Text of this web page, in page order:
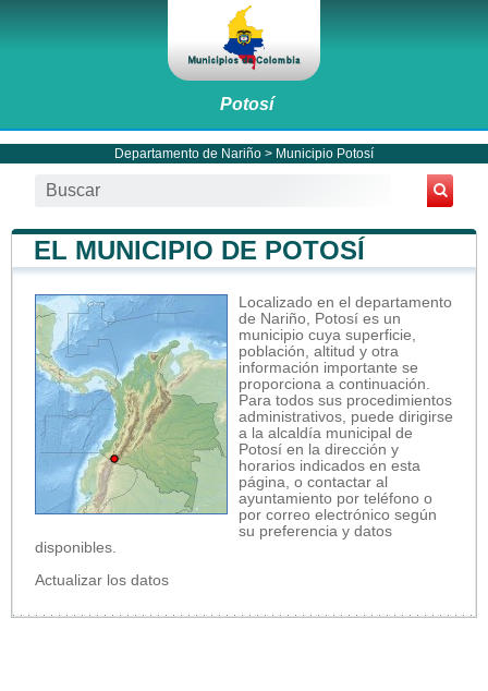
Potosí
Departamento de Nariño > Municipio Potosí
EL MUNICIPIO DE POTOSÍ
Localizado en el departamento
de Nariño, Potosí es un
municipio cuya superficie,
población, altitud y otra
información importante se
proporciona a continuación.
Para todos sus procedimientos
administrativos, puede dirigirse
a la alcaldía municipal de
Potosí en la dirección y
horarios indicados en esta
página, o contactar al
ayuntamiento por teléfono o
por correo electrónico según
su preferencia y datos
disponibles.
Actualizar los datos